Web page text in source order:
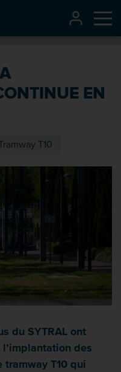
EN
T10
du SYTRAL ont
des
T10 qui